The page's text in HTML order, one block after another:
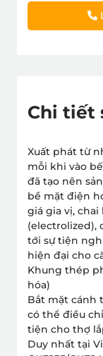
Chi tiết
Xuất phát từ
mỗi khi vào
đã tạo nên
bề mặt điện
giá gia vị,
(electrolized),
tới sự tiện
hiện đại cho
Khung thép
hóa)
Bắt mặt cánh
có thể điều
tiện cho thợ
Duy nhất tại